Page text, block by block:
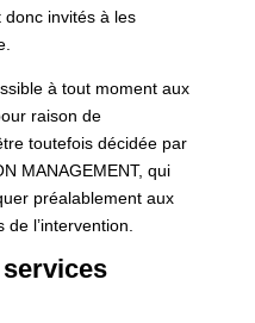
donc invités à les
à tout moment aux
raison de
toutefois décidée par
MANAGEMENT, qui
préalablement aux
l’intervention.